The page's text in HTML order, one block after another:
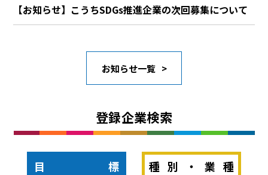
【お知らせ】こうちSDGs推進企業の次回募集について
お知らせ一覧
登録企業検索
目標
種別・業種